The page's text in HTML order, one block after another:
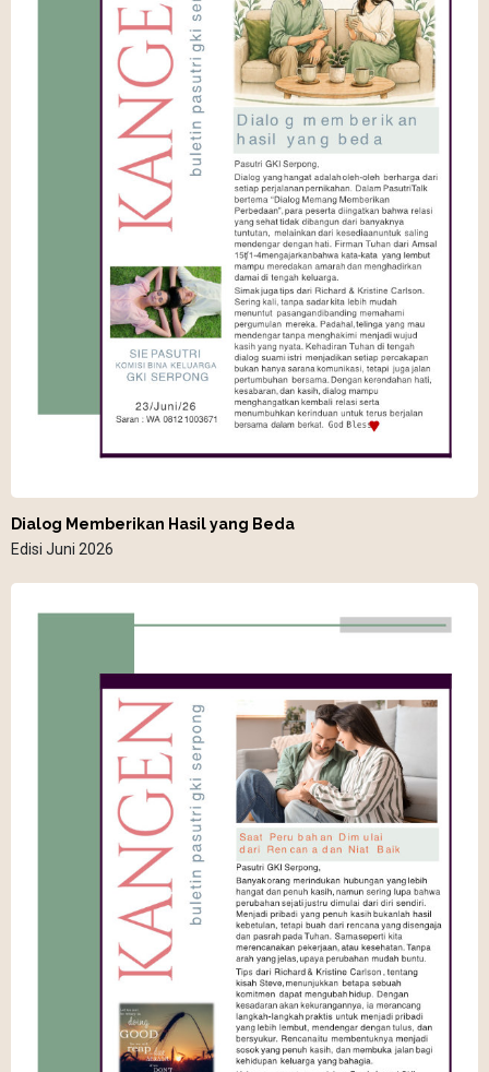
Dialog Memberikan Hasil yang Beda
Edisi Juni 2026